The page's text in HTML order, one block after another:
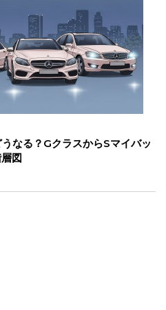
なる？GクラスからSマイバッ
図